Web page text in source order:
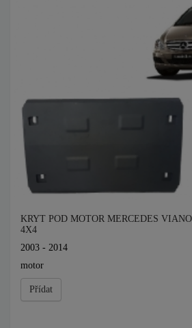
KRYT POD MOTOR MERCEDES
4X4
2003 - 2014
motor
Přídat